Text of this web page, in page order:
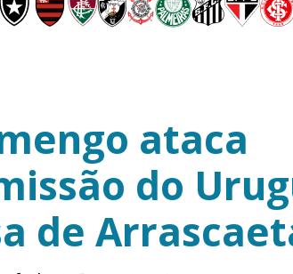
ataca
do
de